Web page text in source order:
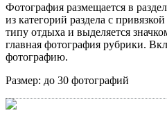
Фотография размещается в
из категорий раздела с
типу отдыха и выделяется
главная фотография рубрики.
фотографию.
Размер: до 30 фотографий